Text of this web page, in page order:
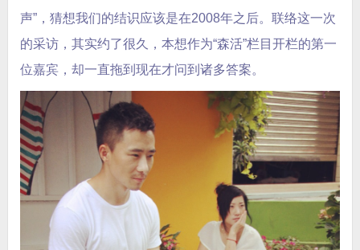
声”，猜想我们的结识应该是在2008年之后。联络这一次
的采访，其实约了很久，本想作为“森活”栏目开栏的第一
位嘉宾，却一直拖到现在才问到诸多答案。